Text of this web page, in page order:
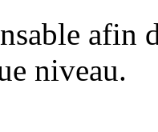
afin
niveau.